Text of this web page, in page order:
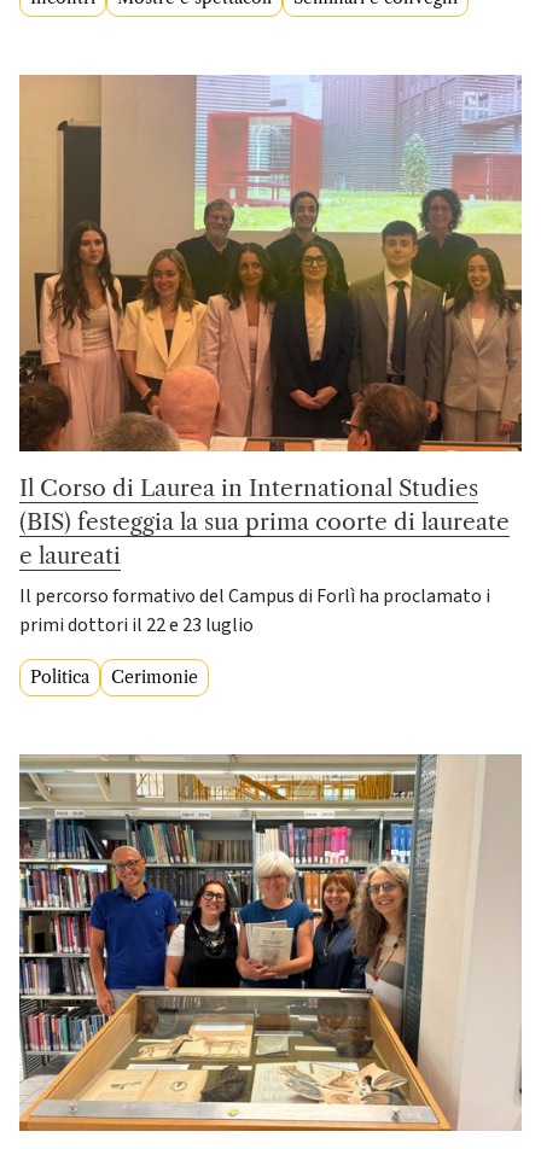
Il Corso di Laurea in International Studies
(BIS) festeggia la sua prima coorte di laureate
e laureati
Il percorso formativo del Campus di Forlì ha proclamato i
primi dottori il 22 e 23 luglio
Politica Cerimonie